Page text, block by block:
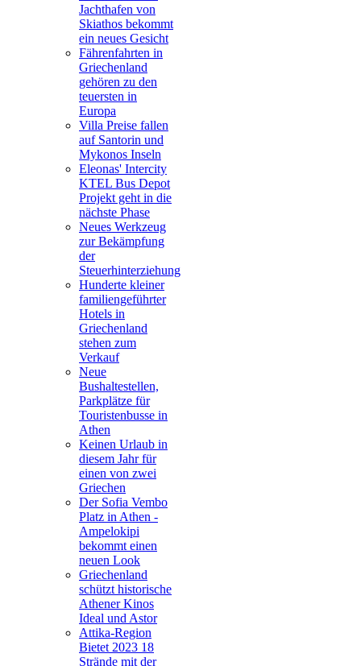
Jachthafen von
Skiathos bekommt
ein neues Gesicht
Fährenfahrten in
Griechenland
gehören zu den
teuersten in
Europa
Villa Preise fallen
auf Santorin und
Mykonos Inseln
Eleonas' Intercity
KTEL Bus Depot
Projekt geht in die
nächste Phase
Neues Werkzeug
zur Bekämpfung
der
Steuerhinterziehung
Hunderte kleiner
familiengeführter
Hotels in
Griechenland
stehen zum
Verkauf
Neue
Bushaltestellen,
Parkplätze für
Touristenbusse in
Athen
Keinen Urlaub in
diesem Jahr für
einen von zwei
Griechen
Der Sofia Vembo
Platz in Athen -
Ampelokipi
bekommt einen
neuen Look
Griechenland
schützt historische
Athener Kinos
Ideal und Astor
Attika-Region
Bietet 2023 18
Strände mit der